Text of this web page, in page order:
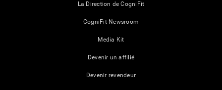
La Direction de CogniFit
CogniFit Newsroom
Media Kit
Devenir un affilié
Devenir revendeur